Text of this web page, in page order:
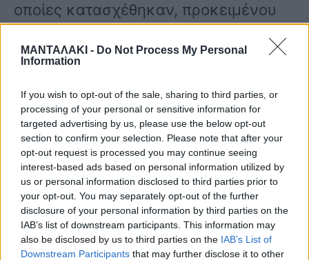
ΜΑΝΤΑΛΑΚΙ - Do Not Process My Personal
Information
If you wish to opt-out of the sale, sharing to third parties, or
processing of your personal or sensitive information for
targeted advertising by us, please use the below opt-out
section to confirm your selection. Please note that after your
opt-out request is processed you may continue seeing
interest-based ads based on personal information utilized by
us or personal information disclosed to third parties prior to
your opt-out. You may separately opt-out of the further
disclosure of your personal information by third parties on the
IAB’s list of downstream participants. This information may
also be disclosed by us to third parties on the IAB’s List of
Downstream Participants that may further disclose it to other
οποίες κατασχέθηκαν, προκειμένου
να ερευνηθεί αν εμπίπτουν στο νόμο
περί αρχαιοτήτων.
Παράλληλα, στο σπίτι του ιερέα, σε
διαφορετική περιοχή της ενδοχώρας,
βρέθηκε μεγάλο χρηματικό ποσό, της
τάξεως των 150 – 170 χιλιάδων ευρώ.
Τα χρήματα, όπως αναφέρεται,
εντοπίστηκαν κρυμμένα σε διάφορα